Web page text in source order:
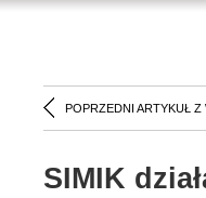
POPRZEDNI ARTYKUŁ Z
SIMIK